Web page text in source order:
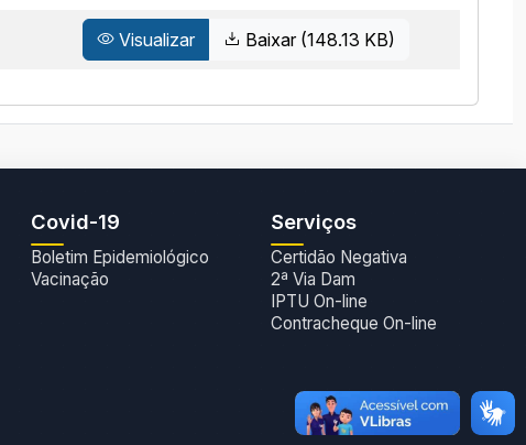
Visualizar Baixar (148.13 KB)
Covid-19
Boletim Epidemiológico
Vacinação
Serviços
Certidão Negativa
2ª Via Dam
IPTU On-line
Contracheque On-line